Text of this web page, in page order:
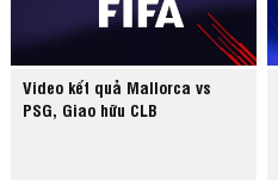
Video kết quả Mallorca vs
PSG, Giao hữu CLB